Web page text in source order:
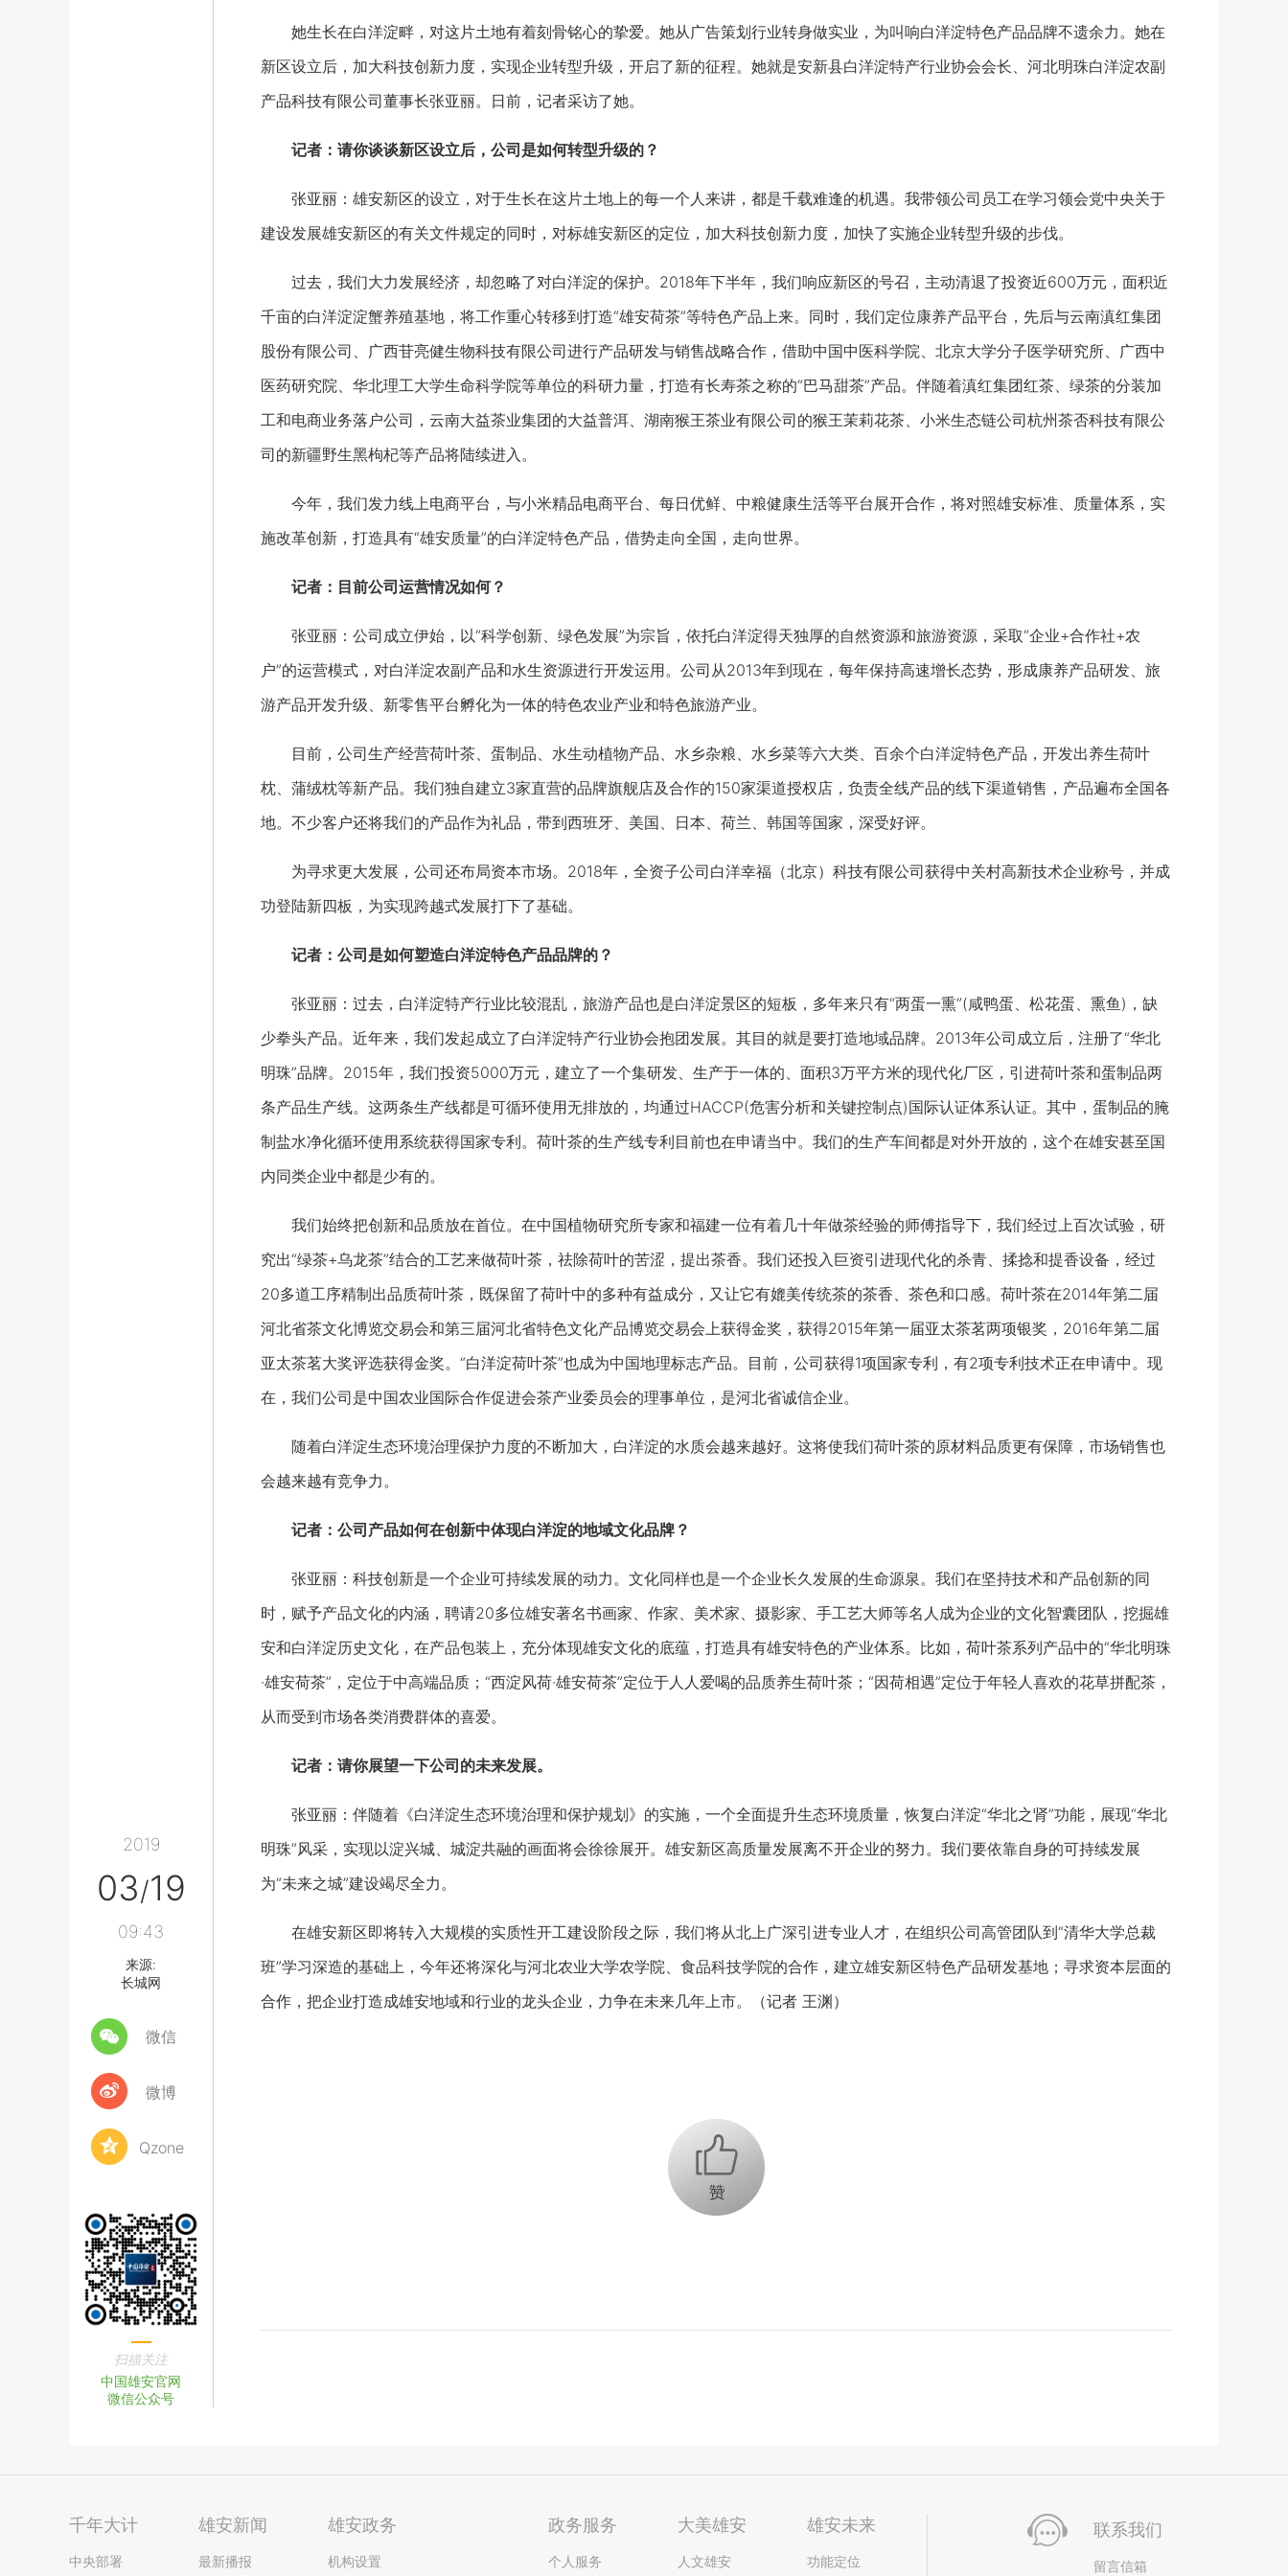
2019
03/19
09:43
来源:
长城网
微信
微博
Qzone
扫描关注
中国雄安官网
微信公众号
她生长在白洋淀畔，对这片土地有着刻骨铭心的挚爱。她从广告策划行业转身做实业，为叫响白洋淀特色产品品牌不遗余力。她在
新区设立后，加大科技创新力度，实现企业转型升级，开启了新的征程。她就是安新县白洋淀特产行业协会会长、河北明珠白洋淀农副
产品科技有限公司董事长张亚丽。日前，记者采访了她。
记者：请你谈谈新区设立后，公司是如何转型升级的？
张亚丽：雄安新区的设立，对于生长在这片土地上的每一个人来讲，都是千载难逢的机遇。我带领公司员工在学习领会党中央关于
建设发展雄安新区的有关文件规定的同时，对标雄安新区的定位，加大科技创新力度，加快了实施企业转型升级的步伐。
过去，我们大力发展经济，却忽略了对白洋淀的保护。2018年下半年，我们响应新区的号召，主动清退了投资近600万元，面积近
千亩的白洋淀淀蟹养殖基地，将工作重心转移到打造“雄安荷茶”等特色产品上来。同时，我们定位康养产品平台，先后与云南滇红集团
股份有限公司、广西苷亮健生物科技有限公司进行产品研发与销售战略合作，借助中国中医科学院、北京大学分子医学研究所、广西中
医药研究院、华北理工大学生命科学院等单位的科研力量，打造有长寿茶之称的“巴马甜茶”产品。伴随着滇红集团红茶、绿茶的分装加
工和电商业务落户公司，云南大益茶业集团的大益普洱、湖南猴王茶业有限公司的猴王茉莉花茶、小米生态链公司杭州茶否科技有限公
司的新疆野生黑枸杞等产品将陆续进入。
今年，我们发力线上电商平台，与小米精品电商平台、每日优鲜、中粮健康生活等平台展开合作，将对照雄安标准、质量体系，实
施改革创新，打造具有“雄安质量”的白洋淀特色产品，借势走向全国，走向世界。
记者：目前公司运营情况如何？
张亚丽：公司成立伊始，以“科学创新、绿色发展”为宗旨，依托白洋淀得天独厚的自然资源和旅游资源，采取“企业+合作社+农
户”的运营模式，对白洋淀农副产品和水生资源进行开发运用。公司从2013年到现在，每年保持高速增长态势，形成康养产品研发、旅
游产品开发升级、新零售平台孵化为一体的特色农业产业和特色旅游产业。
目前，公司生产经营荷叶茶、蛋制品、水生动植物产品、水乡杂粮、水乡菜等六大类、百余个白洋淀特色产品，开发出养生荷叶
枕、蒲绒枕等新产品。我们独自建立3家直营的品牌旗舰店及合作的150家渠道授权店，负责全线产品的线下渠道销售，产品遍布全国各
地。不少客户还将我们的产品作为礼品，带到西班牙、美国、日本、荷兰、韩国等国家，深受好评。
为寻求更大发展，公司还布局资本市场。2018年，全资子公司白洋幸福（北京）科技有限公司获得中关村高新技术企业称号，并成
功登陆新四板，为实现跨越式发展打下了基础。
记者：公司是如何塑造白洋淀特色产品品牌的？
张亚丽：过去，白洋淀特产行业比较混乱，旅游产品也是白洋淀景区的短板，多年来只有“两蛋一熏”(咸鸭蛋、松花蛋、熏鱼)，缺
少拳头产品。近年来，我们发起成立了白洋淀特产行业协会抱团发展。其目的就是要打造地域品牌。2013年公司成立后，注册了“华北
明珠”品牌。2015年，我们投资5000万元，建立了一个集研发、生产于一体的、面积3万平方米的现代化厂区，引进荷叶茶和蛋制品两
条产品生产线。这两条生产线都是可循环使用无排放的，均通过HACCP(危害分析和关键控制点)国际认证体系认证。其中，蛋制品的腌
制盐水净化循环使用系统获得国家专利。荷叶茶的生产线专利目前也在申请当中。我们的生产车间都是对外开放的，这个在雄安甚至国
内同类企业中都是少有的。
我们始终把创新和品质放在首位。在中国植物研究所专家和福建一位有着几十年做茶经验的师傅指导下，我们经过上百次试验，研
究出“绿茶+乌龙茶”结合的工艺来做荷叶茶，祛除荷叶的苦涩，提出茶香。我们还投入巨资引进现代化的杀青、揉捻和提香设备，经过
20多道工序精制出品质荷叶茶，既保留了荷叶中的多种有益成分，又让它有媲美传统茶的茶香、茶色和口感。荷叶茶在2014年第二届
河北省茶文化博览交易会和第三届河北省特色文化产品博览交易会上获得金奖，获得2015年第一届亚太茶茗两项银奖，2016年第二届
亚太茶茗大奖评选获得金奖。“白洋淀荷叶茶”也成为中国地理标志产品。目前，公司获得1项国家专利，有2项专利技术正在申请中。现
在，我们公司是中国农业国际合作促进会茶产业委员会的理事单位，是河北省诚信企业。
随着白洋淀生态环境治理保护力度的不断加大，白洋淀的水质会越来越好。这将使我们荷叶茶的原材料品质更有保障，市场销售也
会越来越有竞争力。
记者：公司产品如何在创新中体现白洋淀的地域文化品牌？
张亚丽：科技创新是一个企业可持续发展的动力。文化同样也是一个企业长久发展的生命源泉。我们在坚持技术和产品创新的同
时，赋予产品文化的内涵，聘请20多位雄安著名书画家、作家、美术家、摄影家、手工艺大师等名人成为企业的文化智囊团队，挖掘雄
安和白洋淀历史文化，在产品包装上，充分体现雄安文化的底蕴，打造具有雄安特色的产业体系。比如，荷叶茶系列产品中的“华北明珠
·雄安荷茶”，定位于中高端品质；“西淀风荷·雄安荷茶”定位于人人爱喝的品质养生荷叶茶；“因荷相遇”定位于年轻人喜欢的花草拼配茶，
从而受到市场各类消费群体的喜爱。
记者：请你展望一下公司的未来发展。
张亚丽：伴随着《白洋淀生态环境治理和保护规划》的实施，一个全面提升生态环境质量，恢复白洋淀“华北之肾”功能，展现“华北
明珠”风采，实现以淀兴城、城淀共融的画面将会徐徐展开。雄安新区高质量发展离不开企业的努力。我们要依靠自身的可持续发展
为“未来之城”建设竭尽全力。
在雄安新区即将转入大规模的实质性开工建设阶段之际，我们将从北上广深引进专业人才，在组织公司高管团队到“清华大学总裁
班”学习深造的基础上，今年还将深化与河北农业大学农学院、食品科技学院的合作，建立雄安新区特色产品研发基地；寻求资本层面的
合作，把企业打造成雄安地域和行业的龙头企业，力争在未来几年上市。（记者 王渊）
+1
千年大计
中央部署
雄安新闻
最新播报
雄安政务
机构设置
政务服务
个人服务
大美雄安
人文雄安
雄安未来
功能定位
联系我们
留言信箱